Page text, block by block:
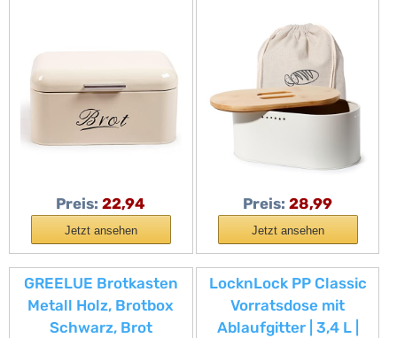
x Bread box, Brot und
Kekse Lange
Aufbewahren und
Trocken Halten, Retro
Design 31cm * 19cm *
Preis: 22,94
Jetzt ansehen
Aufbewahrung für
noch länger frisches
Brot, Deckel aus
Ökologisches Bambus
(Beige)
Preis: 28,99
Jetzt ansehen
GREELUE Brotkasten
Metall Holz, Brotbox
Schwarz, Brot
LocknLock PP Classic
Vorratsdose mit
Ablaufgitter | 3,4 L |